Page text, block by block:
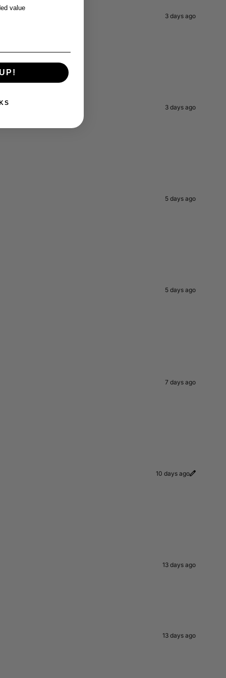
3 days ago
3 days ago
5 days ago
5 days ago
7 days ago
10 days ago
13 days ago
13 days ago
value